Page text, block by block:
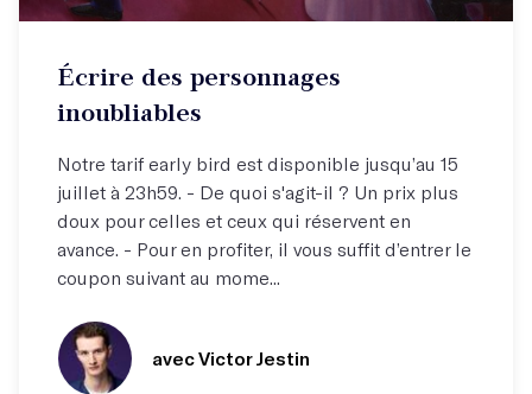
Créer des personnages uniques !
Écrire des personnages
inoubliables
Notre tarif early bird est disponible jusqu’au 15
juillet à 23h59. - De quoi s'agit-il ? Un prix plus
doux pour celles et ceux qui réservent en
avance. - Pour en profiter, il vous suffit d’entrer le
coupon suivant au mome...
avec Victor Jestin